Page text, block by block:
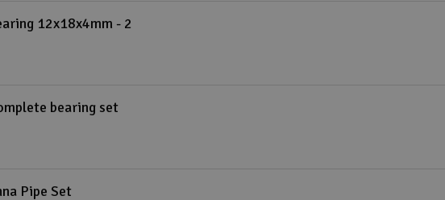
12x18x4mm - 2
bearing set
Pipe Set